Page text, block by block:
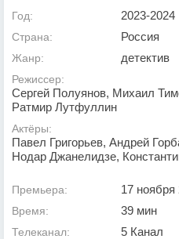
Год: 2023-2024
Страна: Россия
Жанр: детектив
Режиссер:
Сергей Полуянов, Михаил
Ратмир Лутфуллин
Актёры:
Павел Григорьев, Андрей
Нодар Джанелидзе,
Премьера: 17 ноября
Время: 39 мин
Телеканал: 5 Канал